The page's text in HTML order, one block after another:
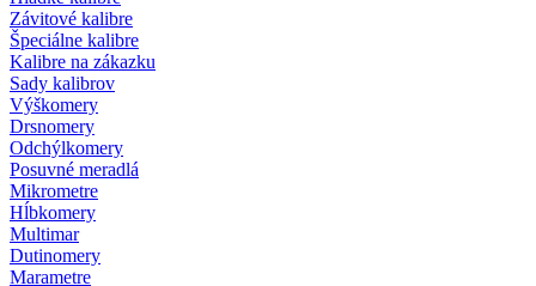
Závitové kalibre
Špeciálne kalibre
Kalibre na zákazku
Sady kalibrov
Výškomery
Drsnomery
Odchýlkomery
Posuvné meradlá
Mikrometre
Hĺbkomery
Multimar
Dutinomery
Marametre